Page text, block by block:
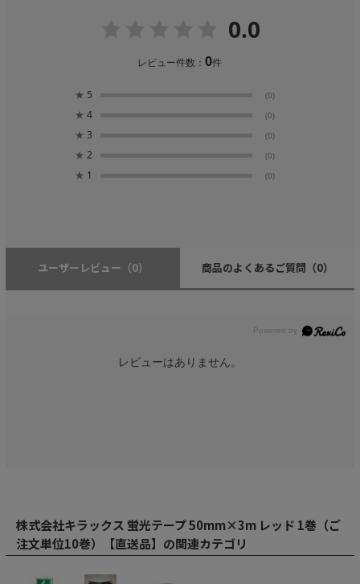
0.0
レビュー件数：0件
★ 5 (0)
★ 4 (0)
★ 3 (0)
★ 2 (0)
★ 1 (0)
ユーザーレビュー （0） 商品のよくあるご質問 （0）
レビューはありません。
株式会社キラックス 蛍光テープ 50mm×3m レッド 1巻（ご
注文単位10巻）【直送品】の関連カテゴリ